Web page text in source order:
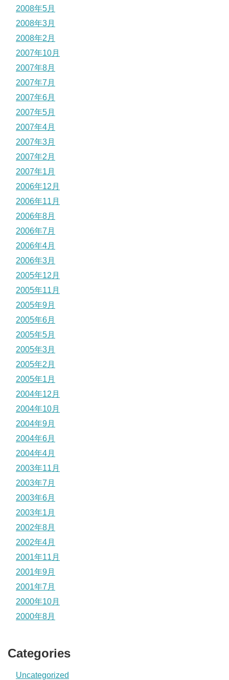
2008年5月
2008年3月
2008年2月
2007年10月
2007年8月
2007年7月
2007年6月
2007年5月
2007年4月
2007年3月
2007年2月
2007年1月
2006年12月
2006年11月
2006年8月
2006年7月
2006年4月
2006年3月
2005年12月
2005年11月
2005年9月
2005年6月
2005年5月
2005年3月
2005年2月
2005年1月
2004年12月
2004年10月
2004年9月
2004年6月
2004年4月
2003年11月
2003年7月
2003年6月
2003年1月
2002年8月
2002年4月
2001年11月
2001年9月
2001年7月
2000年10月
2000年8月
Categories
Uncategorized